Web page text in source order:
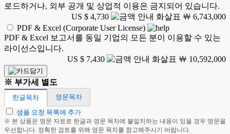
로드하거나, 외부 공개 및 상업적 이용은 금지되어 있습니다.
US $ 4,730
￦ 6,743,000
PDF & Excel (Corporate User License)
PDF & Excel 보고서를 동일 기업의 모든 분이 이용할 수 있는
라이선스입니다.
US $ 7,430
￦ 10,592,000
※ 부가세 별도
한글목차
영문목차
샘플 요청 목록에 추가
※ 본 상품은 영문 자료로 한글과 영문 목차에 불일치하는 내용이 있을 경우 영문을
우선합니다. 정확한 검토를 위해 영문 목차를 참고해주시기 바랍니다.